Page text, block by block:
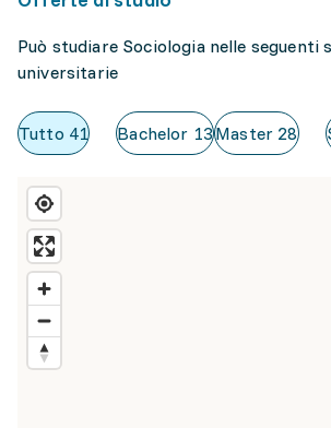
Può studiare Sociologia nelle seguenti
universitarie
Tutto 41 Bachelor 13Master 28